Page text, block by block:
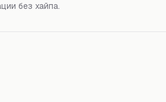
без хайпа.